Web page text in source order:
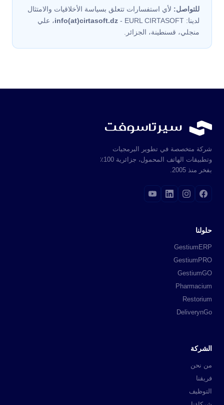
للتواصل: لأي استفسارات تتعلق بسياسة الأخلاقيات والامتثال
لدينا:
info(at)cirtasoft.dz- EURL CIRTASOFT، علي
منجلي، قسنطينة، الجزائر.
شركة متخصصة في تطوير البرمجيات
وتطبيقات الهاتف المحمول، جزائرية 100٪
بفخر منذ 2005.
حلولنا
GestiumERP
GestiumPRO
GestiumGO
Pharmacium
Restorium
DeliverynGo
الشركة
من نحن
فريقنا
التوظيف